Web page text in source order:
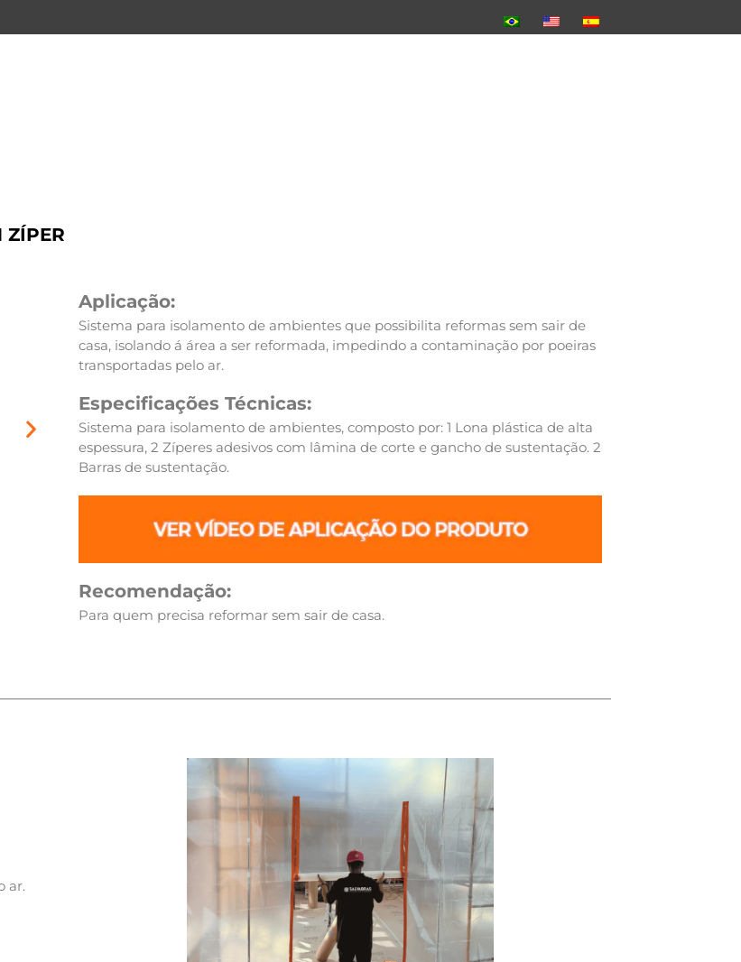
ZÍPER
Aplicação:
Sistema para isolamento de ambientes que possibilita reformas sem sair de
casa, isolando á área a ser reformada, impedindo a contaminação por poeiras
transportadas pelo ar.
Especificações Técnicas:
Sistema para isolamento de ambientes, composto por: 1 Lona plástica de alta
espessura, 2 Zíperes adesivos com lâmina de corte e gancho de sustentação. 2
Barras de sustentação.
Recomendação:
Para quem precisa reformar sem sair de casa.
ar.